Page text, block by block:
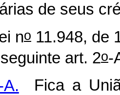
de seus
no 11.948, de
art. 2o-
A.
Fica a